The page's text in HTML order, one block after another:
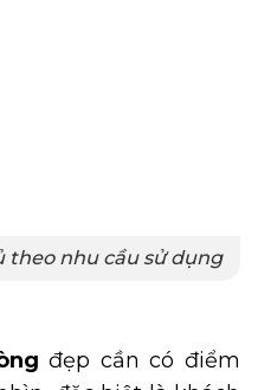
theo nhu cầu sử dụng
đẹp cần có điểm